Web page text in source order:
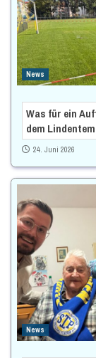
News
Was für ein
dem
24. Juni 2026
News